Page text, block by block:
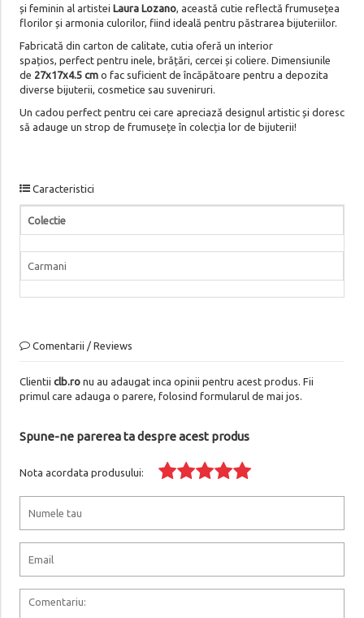
și feminin al artistei Laura Lozano, această cutie reflectă frumusețea
florilor și armonia culorilor, fiind ideală pentru păstrarea bijuteriilor.
Fabricată din carton de calitate, cutia oferă un interior
spațios, perfect pentru inele, brățări, cercei și coliere. Dimensiunile
de 27x17x4.5 cmo fac suficient de încăpătoare pentru a depozita
diverse bijuterii, cosmetice sau suveniruri.
Un cadou perfect pentru cei care apreciază designul artistic și doresc
să adauge un strop de frumusețe în colecția lor de bijuterii!
Caracteristici
Colectie
Carmani
Comentarii / Reviews
Clientii clb.ronu au adaugat inca opinii pentru acest produs. Fii
primul care adauga o parere, folosind formularul de mai jos.
Spune-ne parerea ta despre acest produs
Nota acordata produsului: